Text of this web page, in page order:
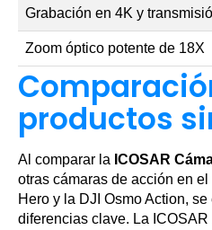
Grabación en 4K y
Zoom óptico potente de 18X
productos
Al comparar la ICOSAR
otras cámaras de acción en
Hero y la DJI Osmo Action,
diferencias clave. La